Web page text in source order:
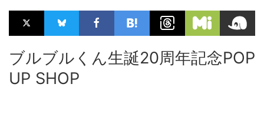
ブルブルくん生誕20周年記念POP
UP SHOP